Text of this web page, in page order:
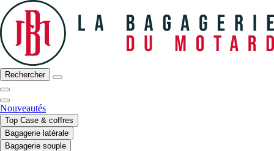
Rechercher
Nouveautés
Top Case & coffres
Bagagerie latérale
Bagagerie souple